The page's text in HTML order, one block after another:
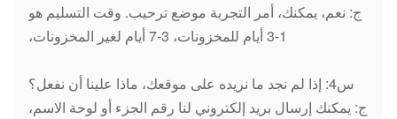
02/200880
شاحن
توربو
TA3123
8972894431
شاحن
توربو
4BG1
ج: نعم، يمكنك، أمر التجربة موضع ترحيب. وقت التسليم هو
1-3 أيام للمخزونات، 3-7 أيام لغير المخزونات،
س4: إذا لم نجد ما نريده على موقعك، ماذا علينا أن نفعل؟
ج: يمكنك إرسال بريد إلكتروني لنا رقم الجزء أو لوحة الاسم،